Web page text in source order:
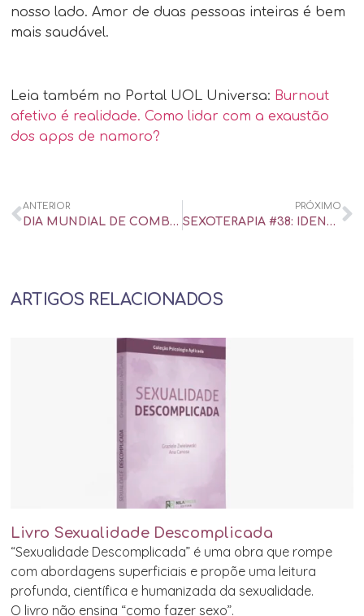
nosso lado. Amor de duas pessoas inteiras é bem
mais saudável.
Leia também no Portal UOL Universa: Burnout
afetivo é realidade. Como lidar com a exaustão
dos apps de namoro?
ANTERIOR
DIA MUNDIAL DE COMBATE À AIDS: POETISA CONTA COMO É VIVER COM O HIV – UOL UNIVERSA
PRÓXIMO
SEXOTERAPIA #38: IDENTIDADES E DESEJOS
ARTIGOS RELACIONADOS
Livro Sexualidade Descomplicada
“Sexualidade Descomplicada” é uma obra que rompe
com abordagens superficiais e propõe uma leitura
profunda, científica e humanizada da sexualidade.
O livro não ensina “como fazer sexo”.